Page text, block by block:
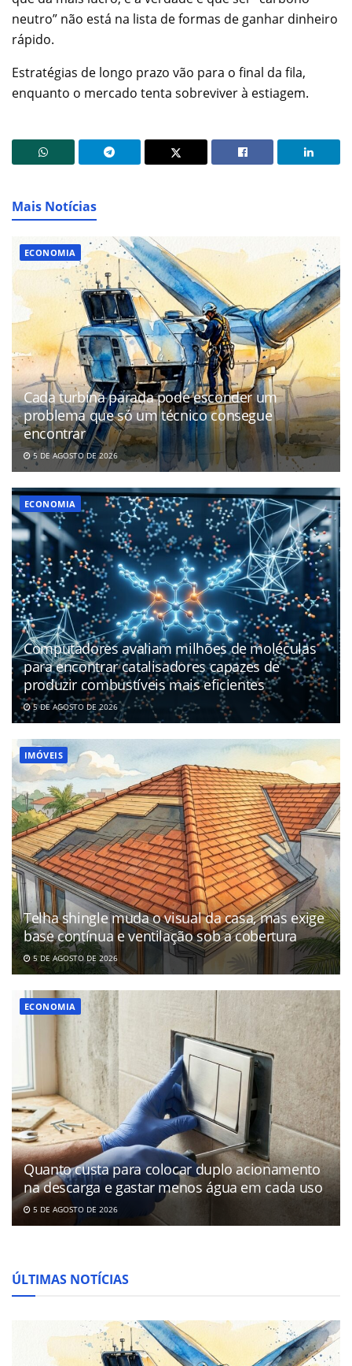
neutro” não está na lista de formas de ganhar dinheiro
rápido.
Estratégias de longo prazo vão para o final da fila,
enquanto o mercado tenta sobreviver à estiagem.
Mais Notícias
ECONOMIA
Cada turbina parada pode esconder um
problema que só um técnico consegue
encontrar
5 DE AGOSTO DE 2026
ECONOMIA
Computadores avaliam milhões de moléculas
para encontrar catalisadores capazes de
produzir combustíveis mais eficientes
5 DE AGOSTO DE 2026
IMÓVEIS
Telha shingle muda o visual da casa, mas exige
base contínua e ventilação sob a cobertura
5 DE AGOSTO DE 2026
ECONOMIA
Quanto custa para colocar duplo acionamento
na descarga e gastar menos água em cada uso
5 DE AGOSTO DE 2026
ÚLTIMAS NOTÍCIAS